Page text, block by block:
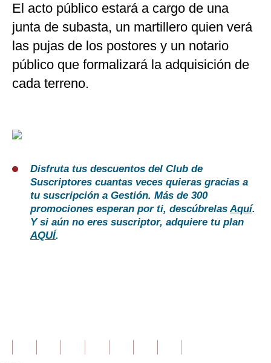
El acto público estará a cargo de una
junta de subasta, un martillero quien verá
las pujas de los postores y un notario
público que formalizará la adquisición de
cada terreno.
Disfruta tus descuentos del Club de
Suscriptores cuantas veces quieras gracias a
tu suscripción a Gestión. Más de 300
promociones esperan por ti, descúbrelasAquí.
Y si aún no eres suscriptor, adquiere tu plan
AQUÍ.